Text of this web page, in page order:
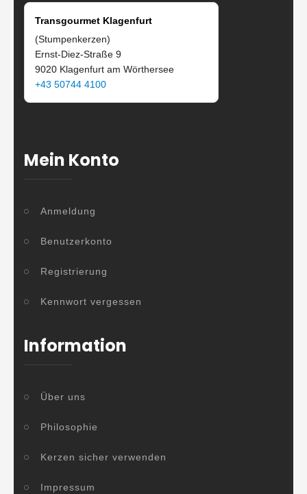
Transgourmet Klagenfurt
(Stumpenkerzen)
Ernst-Diez-Straße 9
9020 Klagenfurt am Wörthersee
+43 50744 4100
Mein Konto
Anmeldung
Benutzerkonto
Registrierung
Kennwort vergessen
Information
Über uns
Philosophie
Kerzen sicher verwenden
Impressum